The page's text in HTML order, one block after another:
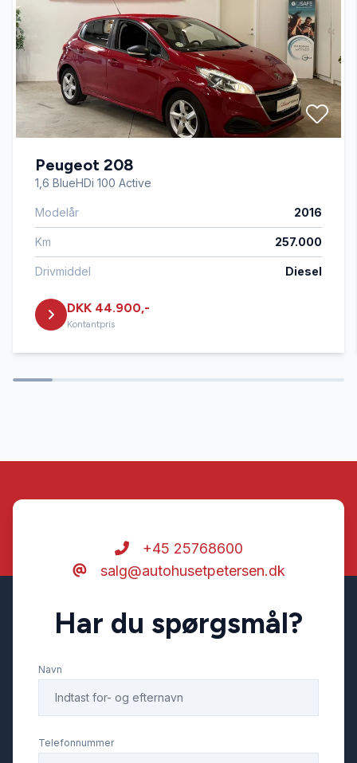
Automatisk lys
Bakkamera
Blind vinkel detektion
Centrallås
Dual zone klimaanlæg
El-klapbare sidespejle
El-ruder x4
Fuldautomatisk klimaanlæg
Højdejusterbare forsæder
Isofix
Peugeot 208
1,6 BlueHDi 100 Active
Modelår 2016
Km 257.000
Drivmiddel Diesel
DKK 44.900,-
Kontantpris
+45 25768600
salg@autohusetpetersen.dk
Har du spørgsmål?
Navn
Telefonnummer